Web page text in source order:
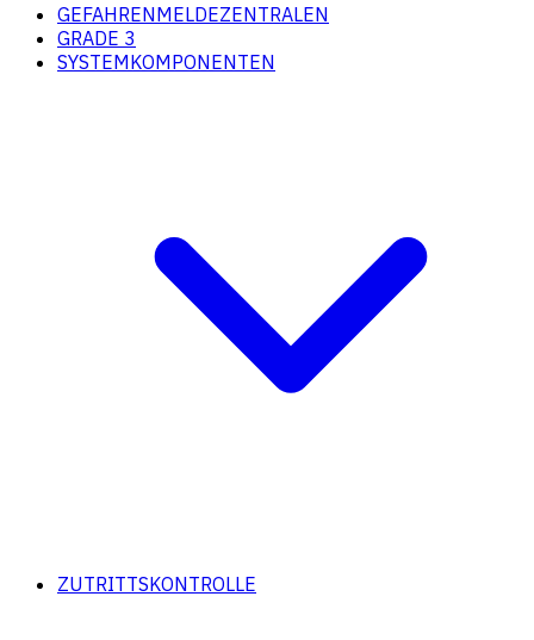
GEFAHRENMELDEZENTRALEN
GRADE 3
SYSTEMKOMPONENTEN
ZUTRITTSKONTROLLE